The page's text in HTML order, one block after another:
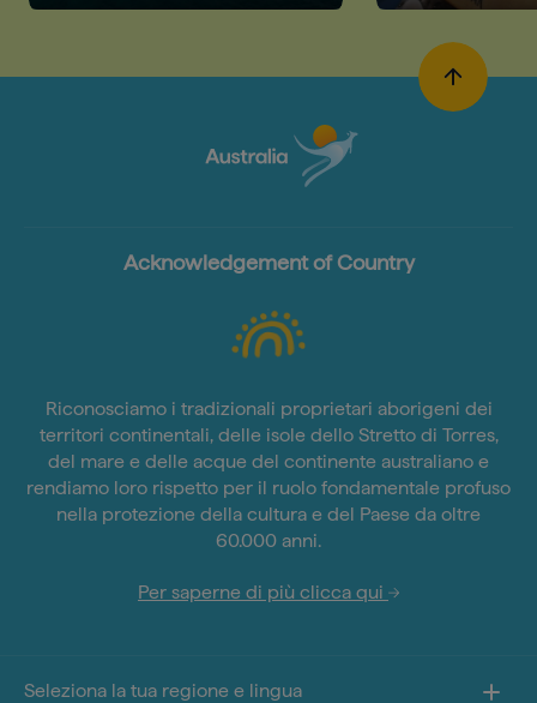
Acknowledgement of Country
Riconosciamo i tradizionali proprietari aborigeni dei
territori continentali, delle isole dello Stretto di Torres,
del mare e delle acque del continente australiano e
rendiamo loro rispetto per il ruolo fondamentale profuso
nella protezione della cultura e del Paese da oltre
60.000 anni.
Per saperne di più clicca qui
Seleziona la tua regione e lingua